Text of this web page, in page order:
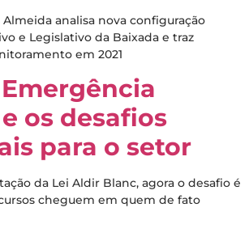
analisa nova configuração
e Legislativo da Baixada e traz
em 2021
os desafios
para o setor
da Lei Aldir Blanc, agora o desafio é
cheguem em quem de fato